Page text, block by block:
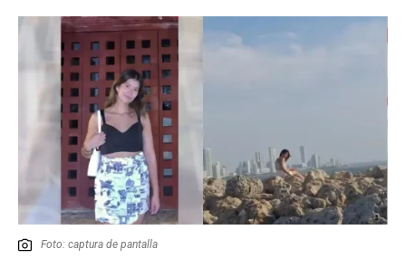
EMISIÓN 11:30 PM
Foto: captura de pantalla